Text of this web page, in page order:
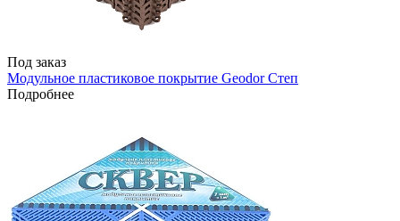
Под заказ
Модульное пластиковое покрытие Geodor Степ
Подробнее